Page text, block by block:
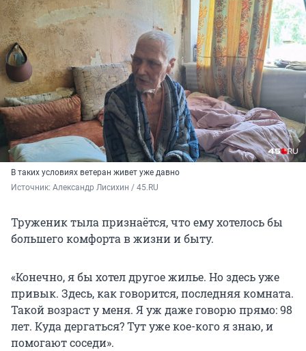
В таких условиях ветеран живет уже давно
Источник: Александр Лисихин / 45.RU
Труженик тыла признаётся, что ему хотелось бы
большего комфорта в жизни и быту.
«Конечно, я бы хотел другое жилье. Но здесь уже
привык. Здесь, как говорится, последняя комната.
Такой возраст у меня. Я уж даже говорю прямо: 98
лет. Куда дергаться? Тут уже кое-кого я знаю, и
помогают соседи».